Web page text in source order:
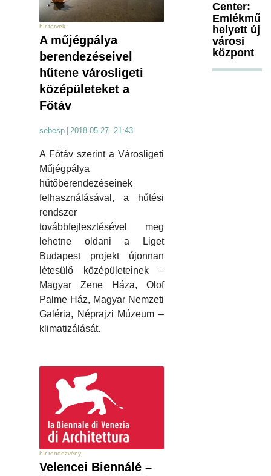
hír tervek
A műjégpálya
berendezéseivel
hűtene városligeti
középületeket a
Főtáv
sebesp 2018.05.27. 21:43
A Főtáv szerint a Városligeti
Műjégpálya
hűtőberendezéseinek
felhasználásával, a hűtési
rendszer
továbbfejlesztésével meg
lehetne oldani a Liget
Budapest projekt újonnan
létesülő középületeinek –
Magyar Zene Háza, Olof
Palme Ház, Magyar Nemzeti
Galéria, Néprajzi Múzeum –
klimatizálását.
hír rendezvény
Velencei Biennálé –
Center:
Emlékmű
helyett új
városi
központ